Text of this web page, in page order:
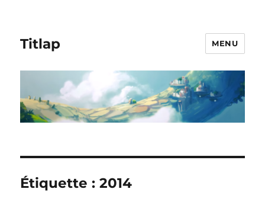
Titlap MENU
Étiquette :2014